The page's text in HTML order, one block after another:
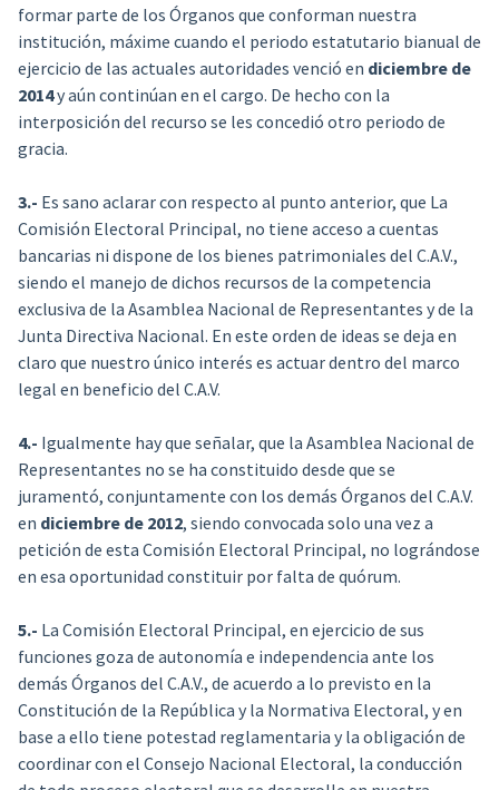
formar parte de los Órganos que conforman nuestra
institución, máxime cuando el periodo estatutario bianual de
ejercicio de las actuales autoridades venció en diciembre de
2014y aún continúan en el cargo. De hecho con la
interposición del recurso se les concedió otro periodo de
gracia.
3.- Es sano aclarar con respecto al punto anterior, que La
Comisión Electoral Principal, no tiene acceso a cuentas
bancarias ni dispone de los bienes patrimoniales del C.A.V.,
siendo el manejo de dichos recursos de la competencia
exclusiva de la Asamblea Nacional de Representantes y de la
Junta Directiva Nacional. En este orden de ideas se deja en
claro que nuestro único interés es actuar dentro del marco
legal en beneficio del C.A.V.
4.- Igualmente hay que señalar, que la Asamblea Nacional de
Representantes no se ha constituido desde que se
juramentó, conjuntamente con los demás Órganos del C.A.V.
en diciembre de 2012, siendo convocada solo una vez a
petición de esta Comisión Electoral Principal, no lográndose
en esa oportunidad constituir por falta de quórum.
5.- La Comisión Electoral Principal, en ejercicio de sus
funciones goza de autonomía e independencia ante los
demás Órganos del C.A.V., de acuerdo a lo previsto en la
Constitución de la República y la Normativa Electoral, y en
base a ello tiene potestad reglamentaria y la obligación de
coordinar con el Consejo Nacional Electoral, la conducción